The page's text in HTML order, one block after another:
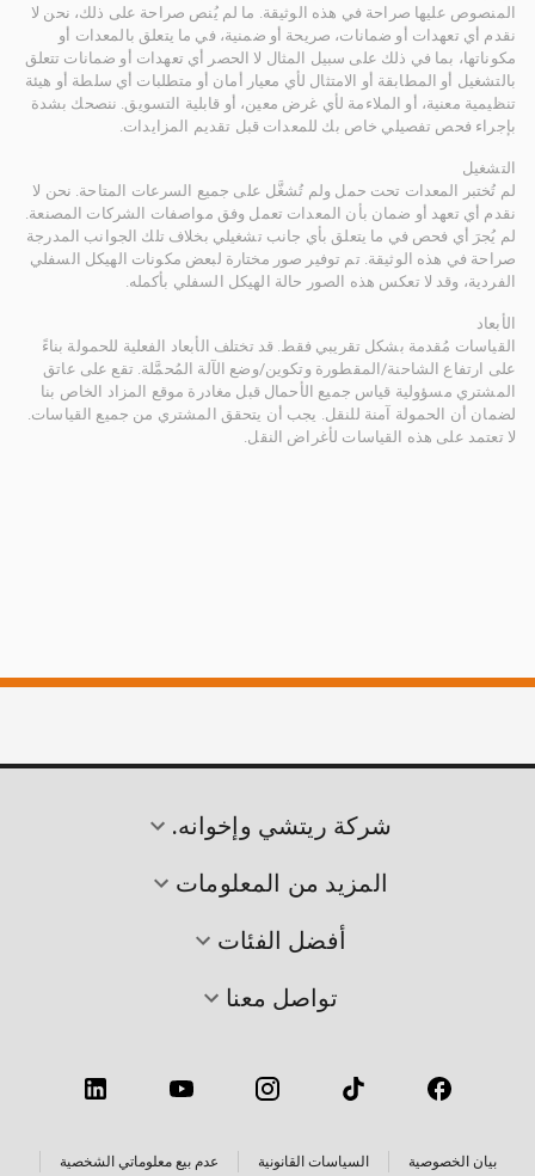
المنصوص عليها صراحة في هذه الوثيقة. ما لم يُنص صراحة على ذلك، نحن لا
نقدم أي تعهدات أو ضمانات، صريحة أو ضمنية، في ما يتعلق بالمعدات أو
مكوناتها، بما في ذلك على سبيل المثال لا الحصر أي تعهدات أو ضمانات تتعلق
بالتشغيل أو المطابقة أو الامتثال لأي معيار أمان أو متطلبات أي سلطة أو هيئة
تنظيمية معنية، أو الملاءمة لأي غرض معين، أو قابلية التسويق. ننصحك بشدة
بإجراء فحص تفصيلي خاص بك للمعدات قبل تقديم المزايدات.
التشغيل
لم تُختبر المعدات تحت حمل ولم تُشغَّل على جميع السرعات المتاحة. نحن لا
نقدم أي تعهد أو ضمان بأن المعدات تعمل وفق مواصفات الشركات المصنعة.
لم يُجرَ أي فحص في ما يتعلق بأي جانب تشغيلي بخلاف تلك الجوانب المدرجة
صراحة في هذه الوثيقة. تم توفير صور مختارة لبعض مكونات الهيكل السفلي
الفردية، وقد لا تعكس هذه الصور حالة الهيكل السفلي بأكمله.
الأبعاد
القياسات مُقدمة بشكل تقريبي فقط. قد تختلف الأبعاد الفعلية للحمولة بناءً
على ارتفاع الشاحنة/المقطورة وتكوين/وضع الآلة المُحمَّلة. تقع على عاتق
المشتري مسؤولية قياس جميع الأحمال قبل مغادرة موقع المزاد الخاص بنا
لضمان أن الحمولة آمنة للنقل. يجب أن يتحقق المشتري من جميع القياسات.
لا تعتمد على هذه القياسات لأغراض النقل.
شركة ريتشي وإخوانه.
المزيد من المعلومات
أفضل الفئات
تواصل معنا
بيان الخصوصية السياسات القانونية عدم بيع معلوماتي الشخصية